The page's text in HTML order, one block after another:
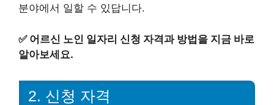
분야에서 일할 수 있답니다.
✅ 어르신 노인 일자리 신청 자격과 방법을 지금 바로
알아보세요.
2. 신청 자격